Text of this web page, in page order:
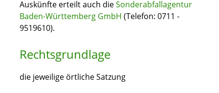
Auskünfte erteilt auch dieSonderabfallagentur
Baden-Württemberg GmbH (Telefon: 0711 -
9519610).
Rechtsgrundlage
die jeweilige örtliche Satzung